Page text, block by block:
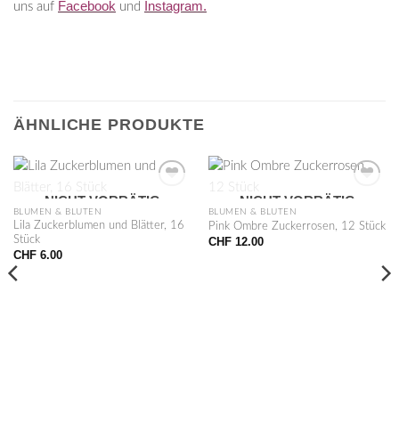
uns auf Facebook und Instagram.
ÄHNLICHE PRODUKTE
NICHT VORRÄTIG
BLUMEN & BLÜTEN
Lila Zuckerblumen und Blätter, 16
Stück
CHF6.00
NICHT VORRÄTIG
BLUMEN & BLÜTEN
Pink Ombre Zuckerrosen, 12 Stück
CHF12.00